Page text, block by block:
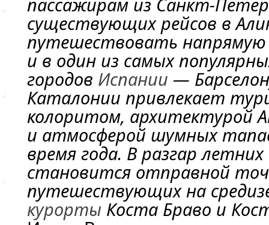
существующих рейсов в
путешествовать
и в один из самых
городов Испании —
Каталонии привлекает
колоритом, архитектурой
и атмосферой шумных
время года. В разгар
становится отправной
путешествующих на
курорты Коста Браво и